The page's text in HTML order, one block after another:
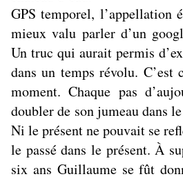
GPS temporel, l’appellation
mieux valu parler d’un
Un truc qui aurait permis
dans un temps révolu. C’est
moment. Chaque pas
doubler de son jumeau dans
Ni le présent ne pouvait se
le passé dans le présent. À
six ans Guillaume se fût